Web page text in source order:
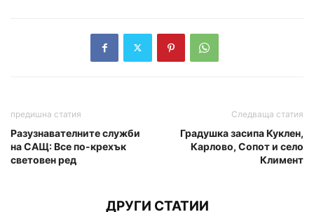
предишна статия
Разузнавателните служби
на САЩ: Все по-крехък
световен ред
Следваща статия
Градушка засипа Куклен,
Карлово, Сопот и село
Климент
ДРУГИ СТАТИИ